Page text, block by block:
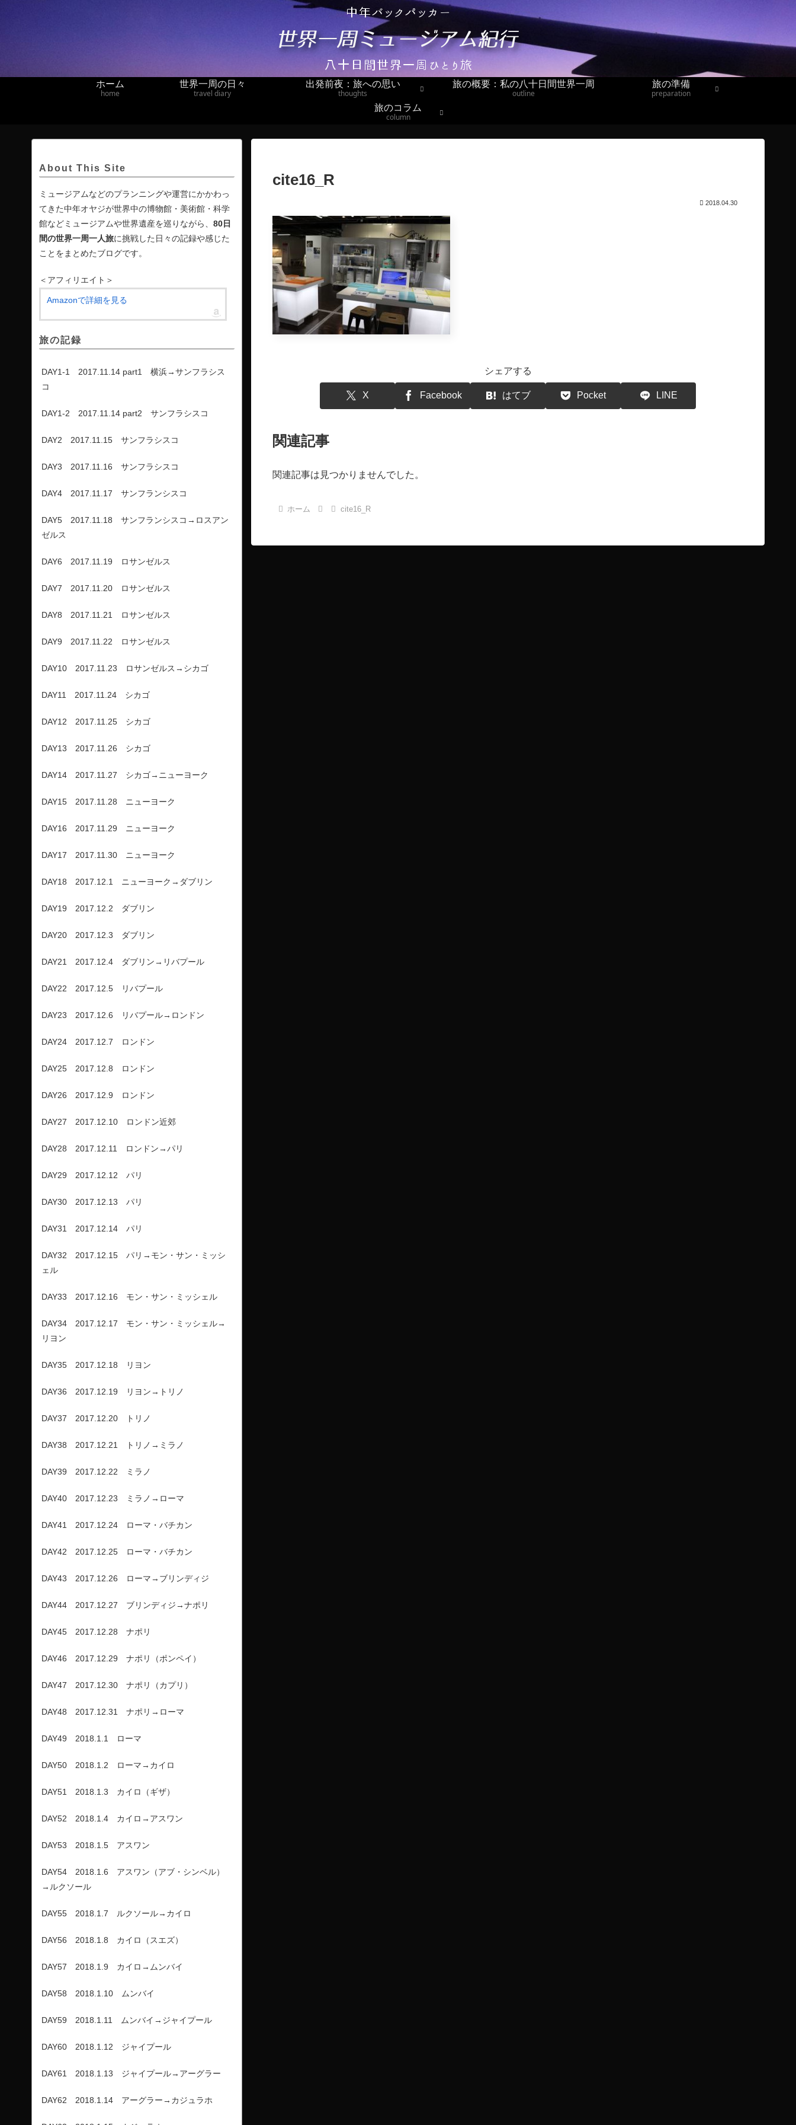
ホーム
home
世界一周の日々
travel diary
出発前夜：旅への思い
thoughts
旅の概要：私の八十日間世界一周
outline
旅の準備
preparation
旅のコラム
column
cite16_R
2018.04.30
シェアする
X Facebook はてブ Pocket LINE
関連記事
関連記事は見つかりませんでした。
ホーム cite16_R
About This Site
ミュージアムなどのプランニングや運営にかかわっ
てきた中年オヤジが世界中の博物館・美術館・科学
館などミュージアムや世界遺産を巡りながら、 80日
間の世界一周一人旅に挑戦した日々の記録や感じた
ことをまとめたブログです。
＜アフィリエイト＞
Amazonで詳細を見る
旅の記録
DAY1-1 2017.11.14 part1 横浜→サンフラシス
コ
DAY1-2 2017.11.14 part2 サンフラシスコ
DAY2 2017.11.15 サンフラシスコ
DAY3 2017.11.16 サンフラシスコ
DAY4 2017.11.17 サンフランシスコ
DAY5 2017.11.18 サンフランシスコ→ロスアン
ゼルス
DAY6 2017.11.19 ロサンゼルス
DAY7 2017.11.20 ロサンゼルス
DAY8 2017.11.21 ロサンゼルス
DAY9 2017.11.22 ロサンゼルス
DAY10 2017.11.23 ロサンゼルス→シカゴ
DAY11 2017.11.24 シカゴ
DAY12 2017.11.25 シカゴ
DAY13 2017.11.26 シカゴ
DAY14 2017.11.27 シカゴ→ニューヨーク
DAY15 2017.11.28 ニューヨーク
DAY16 2017.11.29 ニューヨーク
DAY17 2017.11.30 ニューヨーク
DAY18 2017.12.1 ニューヨーク→ダブリン
DAY19 2017.12.2 ダブリン
DAY20 2017.12.3 ダブリン
DAY21 2017.12.4 ダブリン→リバプール
DAY22 2017.12.5 リバプール
DAY23 2017.12.6 リバプール→ロンドン
DAY24 2017.12.7 ロンドン
DAY25 2017.12.8 ロンドン
DAY26 2017.12.9 ロンドン
DAY27 2017.12.10 ロンドン近郊
DAY28 2017.12.11 ロンドン→パリ
DAY29 2017.12.12 パリ
DAY30 2017.12.13 パリ
DAY31 2017.12.14 パリ
DAY32 2017.12.15 パリ→モン・サン・ミッシ
ェル
DAY33 2017.12.16 モン・サン・ミッシェル
DAY34 2017.12.17 モン・サン・ミッシェル→
リヨン
DAY35 2017.12.18 リヨン
DAY36 2017.12.19 リヨン→トリノ
DAY37 2017.12.20 トリノ
DAY38 2017.12.21 トリノ→ミラノ
DAY39 2017.12.22 ミラノ
DAY40 2017.12.23 ミラノ→ローマ
DAY41 2017.12.24 ローマ・バチカン
DAY42 2017.12.25 ローマ・バチカン
DAY43 2017.12.26 ローマ→ブリンディジ
DAY44 2017.12.27 ブリンディジ→ナポリ
DAY45 2017.12.28 ナポリ
DAY46 2017.12.29 ナポリ（ポンペイ）
DAY47 2017.12.30 ナポリ（カプリ）
DAY48 2017.12.31 ナポリ→ローマ
DAY49 2018.1.1 ローマ
DAY50 2018.1.2 ローマ→カイロ
DAY51 2018.1.3 カイロ（ギザ）
DAY52 2018.1.4 カイロ→アスワン
DAY53 2018.1.5 アスワン
DAY54 2018.1.6 アスワン（アブ・シンベル）
→ルクソール
DAY55 2018.1.7 ルクソール→カイロ
DAY56 2018.1.8 カイロ（スエズ）
DAY57 2018.1.9 カイロ→ムンバイ
DAY58 2018.1.10 ムンバイ
DAY59 2018.1.11 ムンバイ→ジャイプール
DAY60 2018.1.12 ジャイプール
DAY61 2018.1.13 ジャイプール→アーグラー
DAY62 2018.1.14 アーグラー→カジュラホ